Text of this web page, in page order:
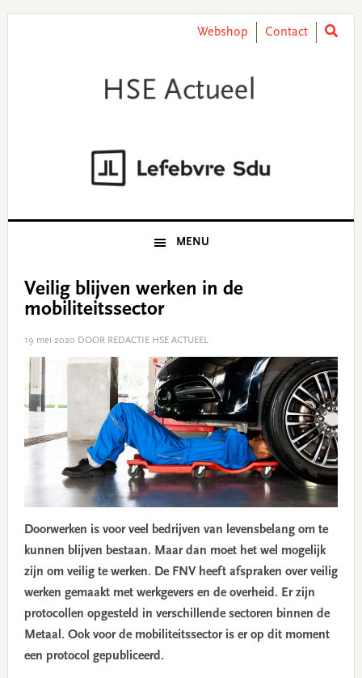
Webshop Contact
MENU
Veilig blijven werken in de
mobiliteitssector
19 mei 2020 DOOR REDACTIE HSE ACTUEEL
Doorwerken is voor veel bedrijven van levensbelang om te
kunnen blijven bestaan. Maar dan moet het wel mogelijk
zijn om veilig te werken. De FNV heeft afspraken over veilig
werken gemaakt met werkgevers en de overheid. Er zijn
protocollen opgesteld in verschillende sectoren binnen de
Metaal. Ook voor de mobiliteitssector is er op dit moment
een protocol gepubliceerd.